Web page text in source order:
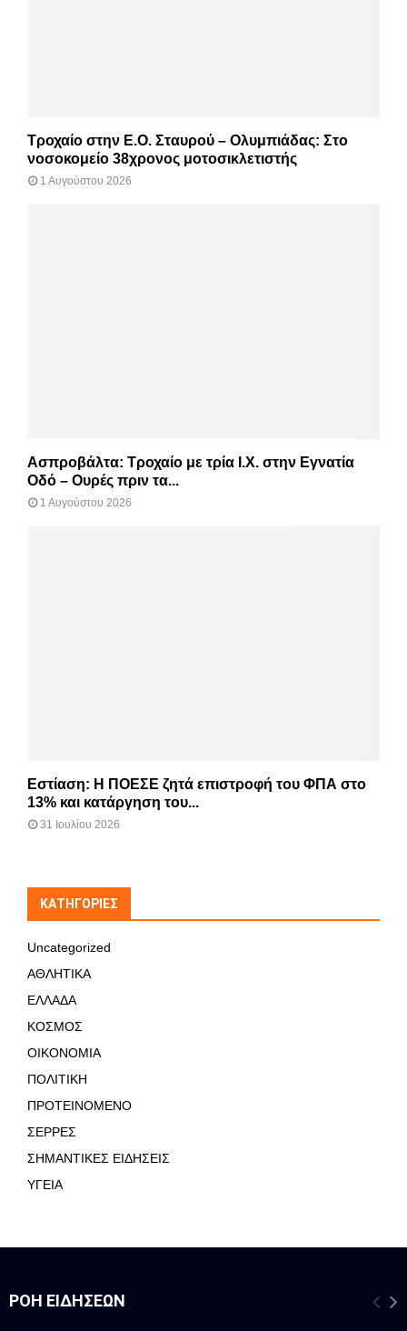
Τροχαίο στην Ε.Ο. Σταυρού – Ολυμπιάδας: Στο
νοσοκομείο 38χρονος μοτοσικλετιστής
1 Αυγούστου 2026
Ασπροβάλτα: Τροχαίο με τρία Ι.Χ. στην Εγνατία
Οδό – Ουρές πριν τα...
1 Αυγούστου 2026
Εστίαση: Η ΠΟΕΣΕ ζητά επιστροφή του ΦΠΑ στο
13% και κατάργηση του...
31 Ιουλίου 2026
KΑΤΗΓΟΡΊΕΣ
Uncategorized
ΑΘΛΗΤΙΚΑ
ΕΛΛΑΔΑ
ΚΟΣΜΟΣ
ΟΙΚΟΝΟΜΙΑ
ΠΟΛΙΤΙΚΗ
ΠΡΟΤΕΙΝΟΜΕΝΟ
ΣΕΡΡΕΣ
ΣΗΜΑΝΤΙΚΕΣ ΕΙΔΗΣΕΙΣ
ΥΓΕΙΑ
ΡΟΉ ΕΙΔΉΣΕΩΝ